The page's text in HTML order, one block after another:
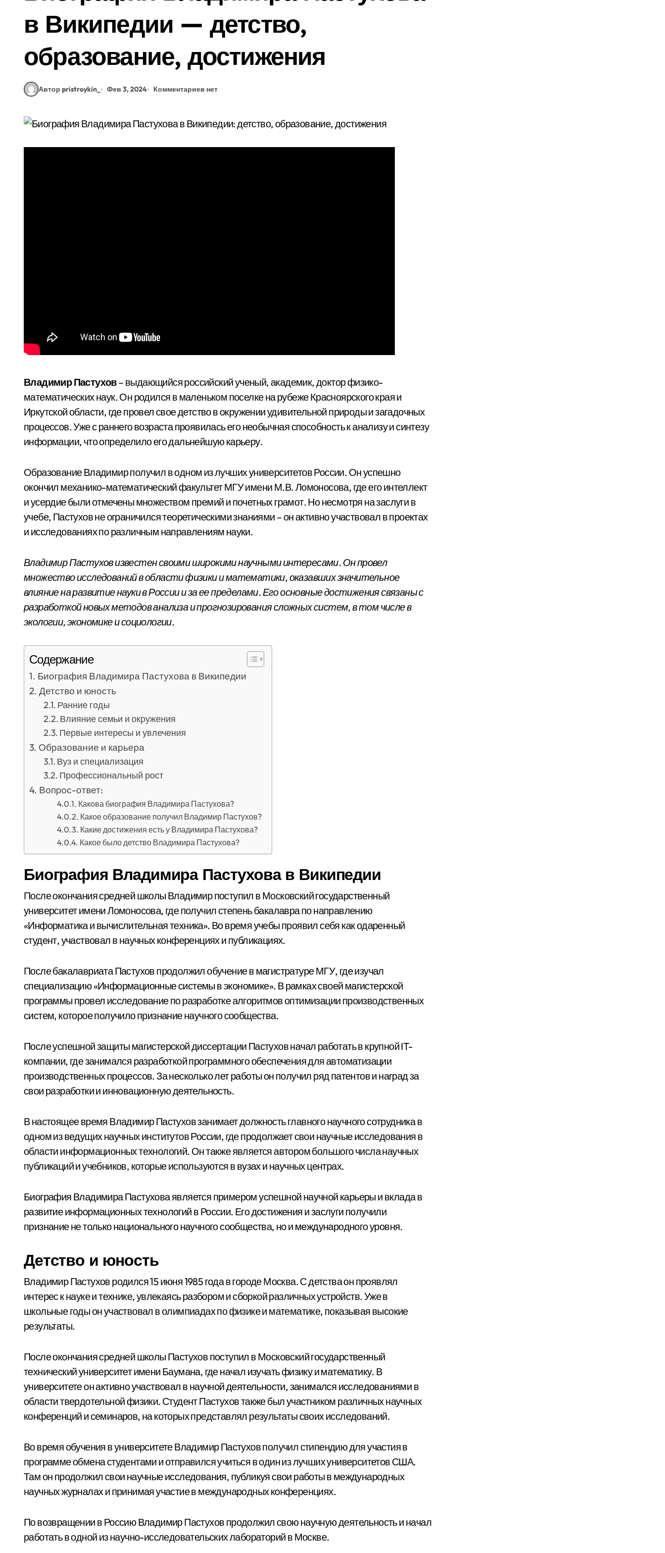
в Википедии — детство,
образование, достижения
Автор pristroykin_ Фев 3, 2024 Комментариев нет
Владимир Пастухов– выдающийся российский ученый, академик, доктор физико-
математических наук. Он родился в маленьком поселке на рубеже Красноярского края и
Иркутской области, где провел свое детство в окружении удивительной природы и загадочных
процессов. Уже с раннего возраста проявилась его необычная способность к анализу и синтезу
информации, что определило его дальнейшую карьеру.
Образование Владимир получил в одном из лучших университетов России. Он успешно
окончил механико-математический факультет МГУ имени М.В. Ломоносова, где его интеллект
и усердие были отмечены множеством премий и почетных грамот. Но несмотря на заслуги в
учебе, Пастухов не ограничился теоретическими знаниями – он активно участвовал в проектах
и исследованиях по различным направлениям науки.
Владимир Пастухов известен своими широкими научными интересами. Он провел
множество исследований в области физики и математики, оказавших значительное
влияние на развитие науки в России и за ее пределами. Его основные достижения связаны с
разработкой новых методов анализа и прогнозирования сложных систем, в том числе в
экологии, экономике и социологии.
Содержание
Биография Владимира Пастухова в Википедии
Детство и юность
Ранние годы
Влияние семьи и окружения
Первые интересы и увлечения
Образование и карьера
Вуз и специализация
Профессиональный рост
Вопрос-ответ:
Какова биография Владимира Пастухова?
Какое образование получил Владимир Пастухов?
Какие достижения есть у Владимира Пастухова?
Какое было детство Владимира Пастухова?
Биография Владимира Пастухова в Википедии
После окончания средней школы Владимир поступил в Московский государственный
университет имени Ломоносова, где получил степень бакалавра по направлению
«Информатика и вычислительная техника». Во время учебы проявил себя как одаренный
студент, участвовал в научных конференциях и публикациях.
После бакалавриата Пастухов продолжил обучение в магистратуре МГУ, где изучал
специализацию «Информационные системы в экономике». В рамках своей магистерской
программы провел исследование по разработке алгоритмов оптимизации производственных
систем, которое получило признание научного сообщества.
После успешной защиты магистерской диссертации Пастухов начал работать в крупной IT-
компании, где занимался разработкой программного обеспечения для автоматизации
производственных процессов. За несколько лет работы он получил ряд патентов и наград за
свои разработки и инновационную деятельность.
В настоящее время Владимир Пастухов занимает должность главного научного сотрудника в
одном из ведущих научных институтов России, где продолжает свои научные исследования в
области информационных технологий. Он также является автором большого числа научных
публикаций и учебников, которые используются в вузах и научных центрах.
Биография Владимира Пастухова является примером успешной научной карьеры и вклада в
развитие информационных технологий в России. Его достижения и заслуги получили
признание не только национального научного сообщества, но и международного уровня.
Детство и юность
Владимир Пастухов родился 15 июня 1985 года в городе Москва. С детства он проявлял
интерес к науке и технике, увлекаясь разбором и сборкой различных устройств. Уже в
школьные годы он участвовал в олимпиадах по физике и математике, показывая высокие
результаты.
После окончания средней школы Пастухов поступил в Московский государственный
технический университет имени Баумана, где начал изучать физику и математику. В
университете он активно участвовал в научной деятельности, занимался исследованиями в
области твердотельной физики. Студент Пастухов также был участником различных научных
конференций и семинаров, на которых представлял результаты своих исследований.
Во время обучения в университете Владимир Пастухов получил стипендию для участия в
программе обмена студентами и отправился учиться в один из лучших университетов США.
Там он продолжил свои научные исследования, публикуя свои работы в международных
научных журналах и принимая участие в международных конференциях.
По возвращении в Россию Владимир Пастухов продолжил свою научную деятельность и начал
работать в одной из научно-исследовательских лабораторий в Москве.